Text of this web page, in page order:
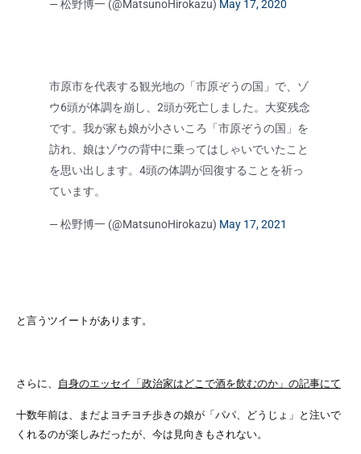
— 松野博一 (@MatsunoHirokazu) May 17, 2020
市原市を代表する観光地の「市原ぞうの国」で、ゾ
ウ6頭が体調を崩し、2頭が死亡しました。大変残念
です。我が家も娘が小さいころ「市原ぞうの国」を
訪れ、娘はゾウの背中に乗ってはしゃいでいたこと
を思い出します。4頭の体調が回復することを祈っ
ています。
— 松野博一 (@MatsunoHirokazu) May 17, 2021
と言うツイートがあります。
さらに、 自身のエッセイ「政治家はどこで酒を飲むのか」の記事にて
十数年前は、まだよヨチヨチ歩きの娘が「パパ、どうじょ」と注いで
くれるのが楽しみだったが、今は見向きもされない。